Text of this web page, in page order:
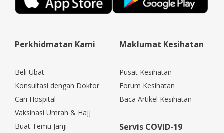
Perkhidmatan Kami
Beli Ubat
Konsultasi dengan Doktor
Cari Hospital
Vaksinasi Umrah & Hajj
Buat Temu Janji
Maklumat Kesihatan
Pusat Kesihatan
Forum Kesihatan
Baca Artikel Kesihatan
Servis COVID-19